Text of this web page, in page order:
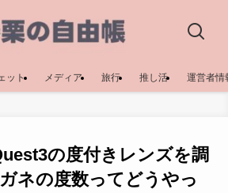
ット メディア 旅行 推し活 運営者情
の度付きレンズを調
ネの度数ってどうやっ